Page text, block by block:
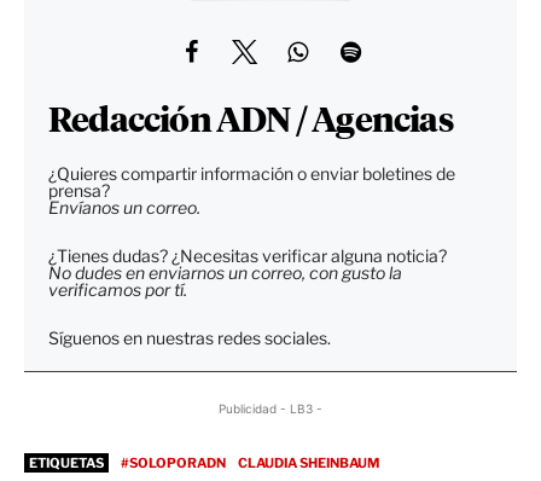
Redacción ADN / Agencias
¿Quieres compartir información o enviar boletines de
prensa?
Envíanos un correo.
¿Tienes dudas? ¿Necesitas verificar alguna noticia?
No dudes en enviarnos un correo, con gusto la
verificamos por tí.
Síguenos en nuestras redes sociales.
Publicidad - LB3 -
ETIQUETAS #SOLOPORADN
CLAUDIA SHEINBAUM